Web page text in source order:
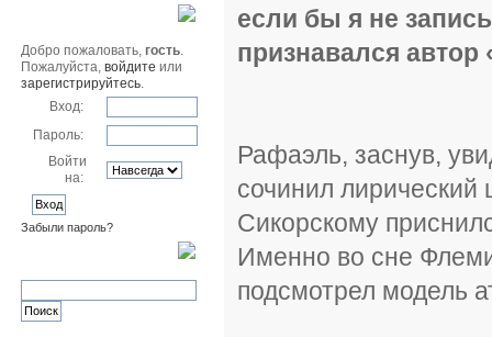
Добро пожаловать,гость.
Пожалуйста,войдите или
зарегистрируйтесь.
Вход:
Пароль:
Войти
на:
Забыли пароль?
если бы я не
признавался автор
Рафаэль, заснув,
сочинил лирический
Сикорскому
Именно во сне
подсмотрел модель